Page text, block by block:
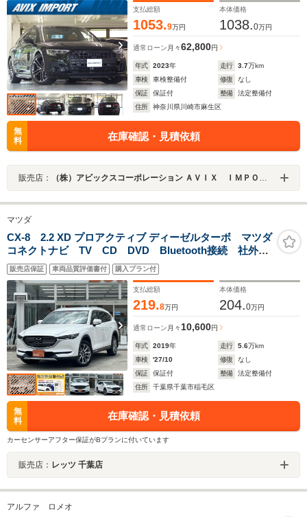
OP21AW 禁煙1オナ
支払総額
1053.9万円
本体価格
1038.0万円
通常ローン 月々62,800円
年式 2023年 走行 3.7万km
車検
車検整備付 修復
なし
保証
保証付 整備
法定整備付
住所
神奈川県川崎市麻生区
無
料
在庫確認・見積依頼
販売店： （株）アビックスコーポレーション ＡＶＩＸ ＩＭＰＯＲＴ 多摩若葉台店
マツダ
CX-8 2.2 XD プロアクティブ ディーゼルターボ マツダ
コネクトナビ TV CD DVD Bluetooth接続 社外17
インチアルミ付き 純正19インチAW 全方位モニター
ETC ブラインドスポットモニター スペアーキー有ク
ルーズコントロール 電動リアゲート
販売店保証 車両品質評価書付 購入プラン付
支払総額
219.8万円
本体価格
204.0万円
通常ローン 月々 10,600円
年式 2019年 走行 5.6万km
車検
'27/10 修復
なし
保証
保証付 整備
法定整備付
住所
千葉県千葉市稲毛区
無
料
在庫確認・見積依頼
カーセンサーアフター保証がBプランに付いています
販売店： レッツ 千葉店
アルファ ロメオ